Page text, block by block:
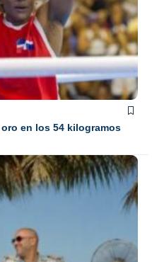
en los 54 kilogramos